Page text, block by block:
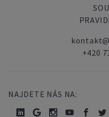
+420
NAJDETE NÁS NA: